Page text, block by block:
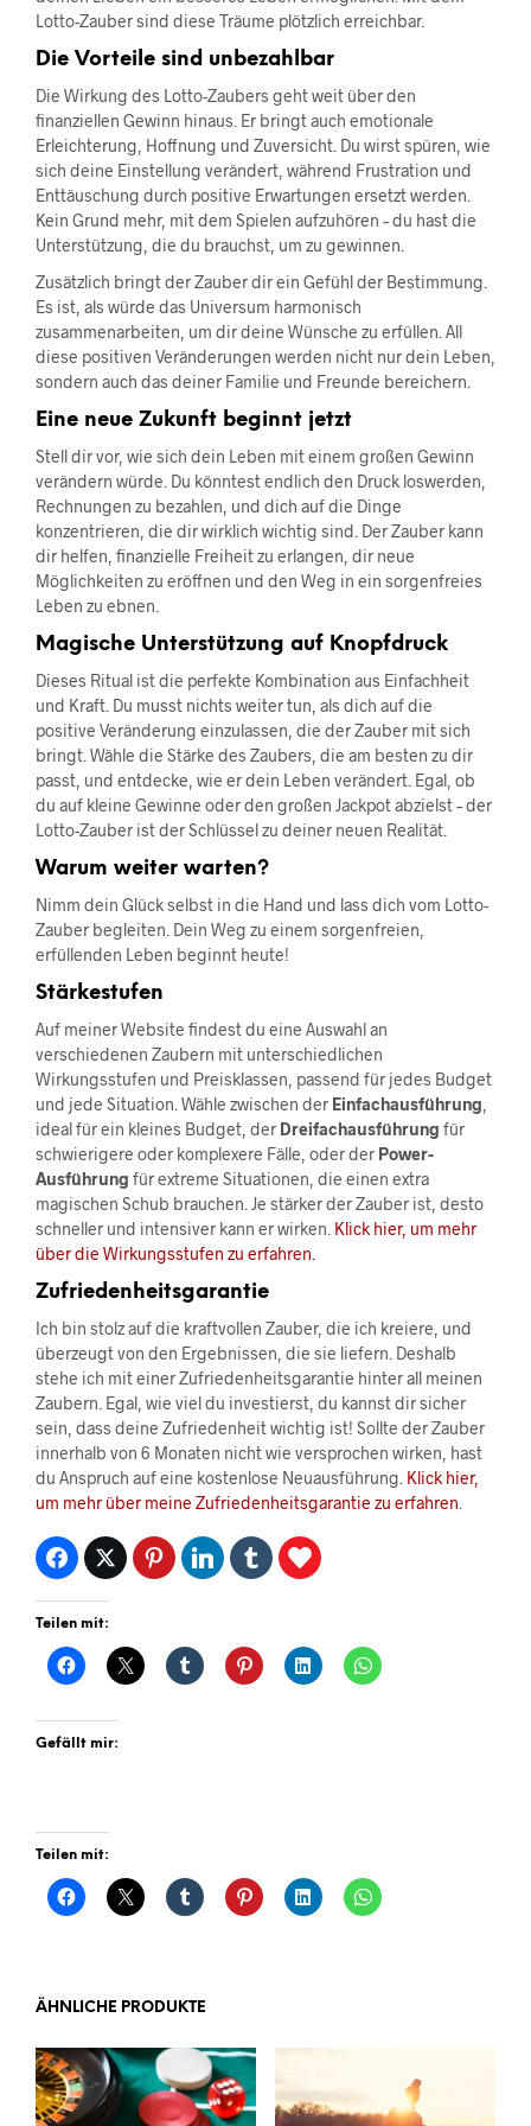
Lotto-Zauber sind diese Träume plötzlich erreichbar.
Die Vorteile sind unbezahlbar
Die Wirkung des Lotto-Zaubers geht weit über den
finanziellen Gewinn hinaus. Er bringt auch emotionale
Erleichterung, Hoffnung und Zuversicht. Du wirst spüren, wie
sich deine Einstellung verändert, während Frustration und
Enttäuschung durch positive Erwartungen ersetzt werden.
Kein Grund mehr, mit dem Spielen aufzuhören – du hast die
Unterstützung, die du brauchst, um zu gewinnen.
Zusätzlich bringt der Zauber dir ein Gefühl der Bestimmung.
Es ist, als würde das Universum harmonisch
zusammenarbeiten, um dir deine Wünsche zu erfüllen. All
diese positiven Veränderungen werden nicht nur dein Leben,
sondern auch das deiner Familie und Freunde bereichern.
Eine neue Zukunft beginnt jetzt
Stell dir vor, wie sich dein Leben mit einem großen Gewinn
verändern würde. Du könntest endlich den Druck loswerden,
Rechnungen zu bezahlen, und dich auf die Dinge
konzentrieren, die dir wirklich wichtig sind. Der Zauber kann
dir helfen, finanzielle Freiheit zu erlangen, dir neue
Möglichkeiten zu eröffnen und den Weg in ein sorgenfreies
Leben zu ebnen.
Magische Unterstützung auf Knopfdruck
Dieses Ritual ist die perfekte Kombination aus Einfachheit
und Kraft. Du musst nichts weiter tun, als dich auf die
positive Veränderung einzulassen, die der Zauber mit sich
bringt. Wähle die Stärke des Zaubers, die am besten zu dir
passt, und entdecke, wie er dein Leben verändert. Egal, ob
du auf kleine Gewinne oder den großen Jackpot abzielst – der
Lotto-Zauber ist der Schlüssel zu deiner neuen Realität.
Warum weiter warten?
Nimm dein Glück selbst in die Hand und lass dich vom Lotto-
Zauber begleiten. Dein Weg zu einem sorgenfreien,
erfüllenden Leben beginnt heute!
Stärkestufen
Auf meiner Website findest du eine Auswahl an
verschiedenen Zaubern mit unterschiedlichen
Wirkungsstufen und Preisklassen, passend für jedes Budget
und jede Situation. Wähle zwischen der Einfachausführung
ideal für ein kleines Budget, der Dreifachausführung für
schwierigere oder komplexere Fälle, oder der Power-
Ausführung für extreme Situationen, die einen extra
magischen Schub brauchen. Je stärker der Zauber ist, desto
schneller und intensiver kann er wirken. Klick hier, um mehr
über die Wirkungsstufen zu erfahren.
Zufriedenheitsgarantie
Ich bin stolz auf die kraftvollen Zauber, die ich kreiere, und
überzeugt von den Ergebnissen, die sie liefern. Deshalb
stehe ich mit einer Zufriedenheitsgarantie hinter all meinen
Zaubern. Egal, wie viel du investierst, du kannst dir sicher
sein, dass deine Zufriedenheit wichtig ist! Sollte der Zauber
innerhalb von 6 Monaten nicht wie versprochen wirken, hast
du Anspruch auf eine kostenlose Neuausführung. Klick hier,
um mehr über meine Zufriedenheitsgarantie zu erfahren
Teilen mit:
Gefällt mir:
Teilen mit:
ÄHNLICHE PRODUKTE